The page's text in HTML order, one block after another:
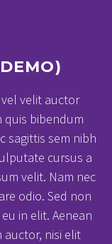
velit auctor
quis bibendum
sagittis sem nibh
cursus a
velit. Nam nec
odio. Sed non
in elit. Aenean
nisi elit